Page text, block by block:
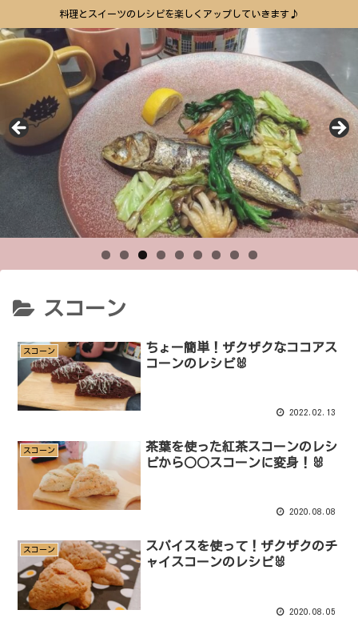
料理とスイーツのレシピを楽しくアップしていきます♪
スコーン
スコーン
ちょー簡単！ザクザクなココアス
コーンのレシピ🐰
2022.02.13
スコーン
茶葉を使った紅茶スコーンのレシ
ピから○○スコーンに変身！🐰
2020.08.08
スコーン
スパイスを使って！ザクザクのチ
ャイスコーンのレシピ🐰
2020.08.05